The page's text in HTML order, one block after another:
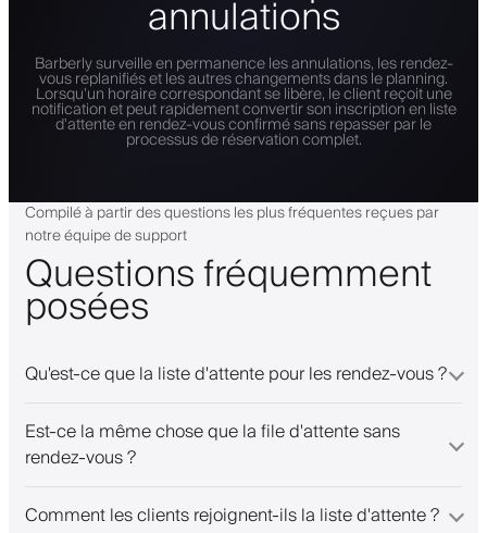
annulations
Barberly surveille en permanence les annulations, les rendez-
vous replanifiés et les autres changements dans le planning.
Lorsqu'un horaire correspondant se libère, le client reçoit une
notification et peut rapidement convertir son inscription en liste
d'attente en rendez-vous confirmé sans repasser par le
processus de réservation complet.
Compilé à partir des questions les plus fréquentes reçues par
notre équipe de support
Questions fréquemment
posées
Qu'est-ce que la liste d'attente pour les rendez-vous ?
Est-ce la même chose que la file d'attente sans
rendez-vous ?
Comment les clients rejoignent-ils la liste d'attente ?